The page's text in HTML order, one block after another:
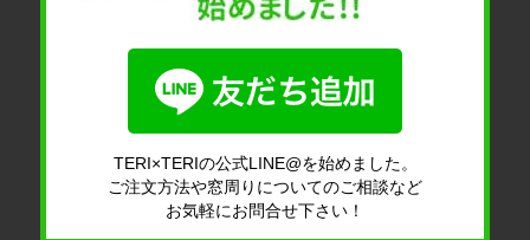
TERI×TERIの公式LINE@を始めました。
ご注文方法や窓周りについてのご相談など
お気軽にお問合せ下さい！